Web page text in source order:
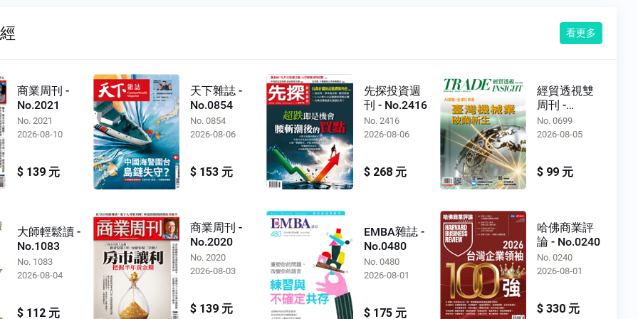
看更多
商業周刊 -
No.2021
No. 2021
2026-08-10
$ 139 元
天下雜誌 -
No.0854
No. 0854
2026-08-06
$ 153 元
先探投資週
刊 - No.2416
No. 2416
2026-08-06
$ 268 元
經貿透視雙
周刊 -
No.0699
No. 0699
2026-08-05
$ 99 元
大師輕鬆讀 -
No.1083
No. 1083
2026-08-04
$ 112 元
商業周刊 -
No.2020
No. 2020
2026-08-03
$ 139 元
EMBA雜誌 -
No.0480
No. 0480
2026-08-01
$ 175 元
哈佛商業評
論 - No.0240
No. 0240
2026-08-01
$ 330 元